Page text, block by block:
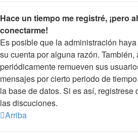
Hace un tiempo me registré, ¡pero
conectarme!
Es posible que la administración
su cuenta por alguna razón. También,
periódicamente remueven sus
mensajes por cierto periodo de
la base de datos. Si es así, registrese
las discuciones.
Arriba